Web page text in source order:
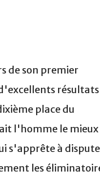
de son premier
résultats
place du
l'homme le mieux
s'apprête à
les